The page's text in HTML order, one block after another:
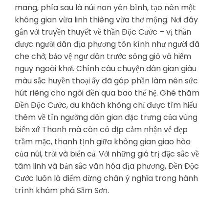
mang, phía sau là núi non yên bình, tạo nên một
không gian vừa linh thiêng vừa thơ mộng. Nơi đây
gắn với truyền thuyết về thần Độc Cước – vị thần
được người dân địa phương tôn kính như người đã
che chở, bảo vệ ngư dân trước sóng gió và hiểm
nguy ngoài khơi. Chính câu chuyện dân gian giàu
màu sắc huyền thoại ấy đã góp phần làm nên sức
hút riêng cho ngôi đền qua bao thế hệ. Ghé thăm
Đền Độc Cước, du khách không chỉ được tìm hiểu
thêm về tín ngưỡng dân gian đặc trưng của vùng
biển xứ Thanh mà còn có dịp cảm nhận vẻ đẹp
trầm mặc, thanh tịnh giữa không gian giao hòa
của núi, trời và biển cả. Với những giá trị đặc sắc về
tâm linh và bản sắc văn hóa địa phương, Đền Độc
Cước luôn là điểm dừng chân ý nghĩa trong hành
trình khám phá Sầm Sơn.